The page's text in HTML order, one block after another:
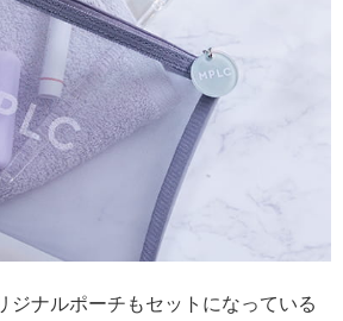
ジナルポーチもセットになっている